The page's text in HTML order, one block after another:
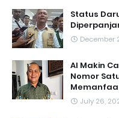
Status
December
AI Makin
Nomor
July 26,